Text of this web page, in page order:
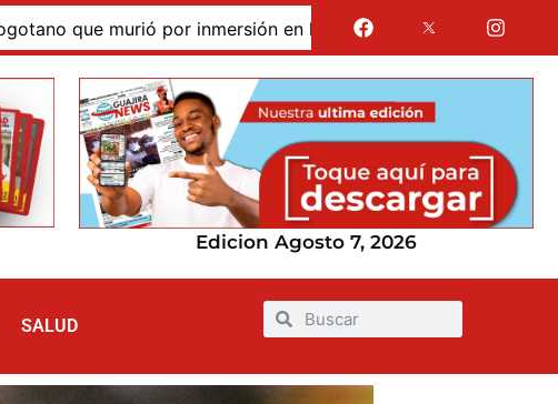
murió por inmersión en las dunas de Taroa; su cuerpo
Edicion Agosto 7, 2026
SALUD